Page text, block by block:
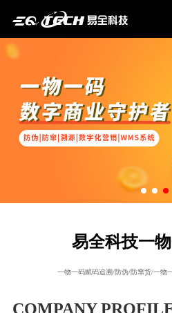
易全科技一
一物一码赋码追溯/防伪/防窜货/一物
COMPANY